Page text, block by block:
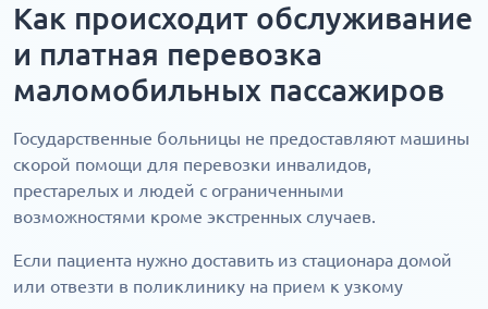
Как происходит обслуживание
и платная перевозка
маломобильных пассажиров
Государственные больницы не предоставляют машины
скорой помощи для перевозки инвалидов,
престарелых и людей с ограниченными
возможностями кроме экстренных случаев.
Если пациента нужно доставить из стационара домой
или отвезти в поликлинику на прием к узкому